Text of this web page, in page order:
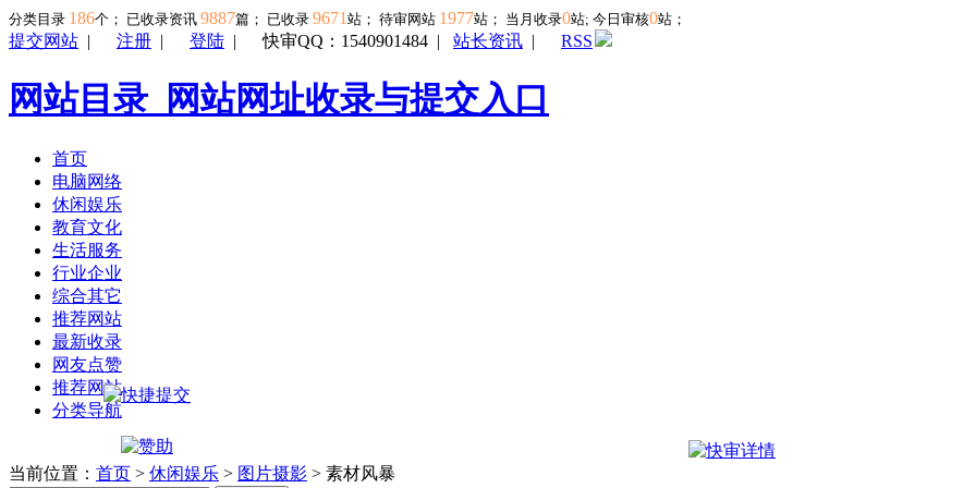
分类目录 186个； 已收录资讯 9887篇； 已收录 9671 站； 待审网站 1977站； 当月收录0站; 今日审核0站；
提交网站 | 注册 | 登陆 |快审QQ：1540901484 | 站长资讯 | RSS
网站目录_网站网址收录与提交入口
首页
电脑网络
休闲娱乐
教育文化
生活服务
行业企业
综合其它
推荐网站
最新收录
网友点赞
推荐网站
分类导航
当前位置： 首页 > 休闲娱乐 > 图片摄影 > 素材风暴